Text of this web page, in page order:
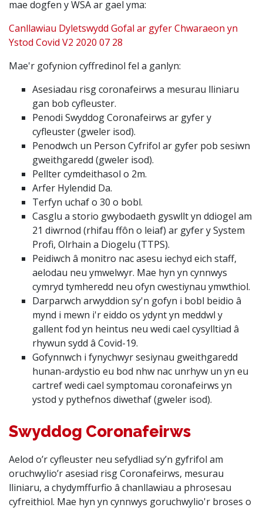
mae dogfen y WSA ar gael yma:
Canllawiau Dyletswydd Gofal ar gyfer Chwaraeon yn
Ystod Covid V2 2020 07 28
Mae'r gofynion cyffredinol fel a ganlyn:
Asesiadau risg coronafeirws a mesurau lliniaru
gan bob cyfleuster.
Penodi Swyddog Coronafeirws ar gyfer y
cyfleuster (gweler isod).
Penodwch un Person Cyfrifol ar gyfer pob sesiwn
gweithgaredd (gweler isod).
Pellter cymdeithasol o 2m.
Arfer Hylendid Da.
Terfyn uchaf o 30 o bobl.
Casglu a storio gwybodaeth gyswllt yn ddiogel am
21 diwrnod (rhifau ffôn o leiaf) ar gyfer y System
Profi, Olrhain a Diogelu (TTPS).
Peidiwch â monitro nac asesu iechyd eich staff,
aelodau neu ymwelwyr. Mae hyn yn cynnwys
cymryd tymheredd neu ofyn cwestiynau ymwthiol.
Darparwch arwyddion sy'n gofyn i bobl beidio â
mynd i mewn i'r eiddo os ydynt yn meddwl y
gallent fod yn heintus neu wedi cael cysylltiad â
rhywun sydd â Covid-19.
Gofynnwch i fynychwyr sesiynau gweithgaredd
hunan-ardystio eu bod nhw nac unrhyw un yn eu
cartref wedi cael symptomau coronafeirws yn
ystod y pythefnos diwethaf (gweler isod).
Swyddog Coronafeirws
Aelod o’r cyfleuster neu sefydliad sy’n gyfrifol am
oruchwylio’r asesiad risg Coronafeirws, mesurau
lliniaru, a chydymffurfio â chanllawiau a phrosesau
cyfreithiol. Mae hyn yn cynnwys goruchwylio'r broses o